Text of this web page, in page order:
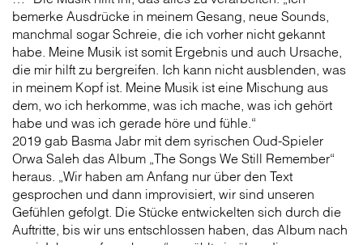
bemerke Ausdrücke in meinem Gesang, neue Sounds,
manchmal sogar Schreie, die ich vorher nicht gekannt
habe. Meine Musik ist somit Ergebnis und auch Ursache,
die mir hilft zu bergreifen. Ich kann nicht ausblenden, was
in meinem Kopf ist. Meine Musik ist eine Mischung aus
dem, wo ich herkomme, was ich mache, was ich gehört
habe und was ich gerade höre und fühle.“
2019 gab Basma Jabr mit dem syrischen Oud-Spieler
Orwa Saleh das Album „The Songs We Still Remember“
heraus. „Wir haben am Anfang nur über den Text
gesprochen und dann improvisiert, wir sind unseren
Gefühlen gefolgt. Die Stücke entwickelten sich durch die
Auftritte, bis wir uns entschlossen haben, das Album nach